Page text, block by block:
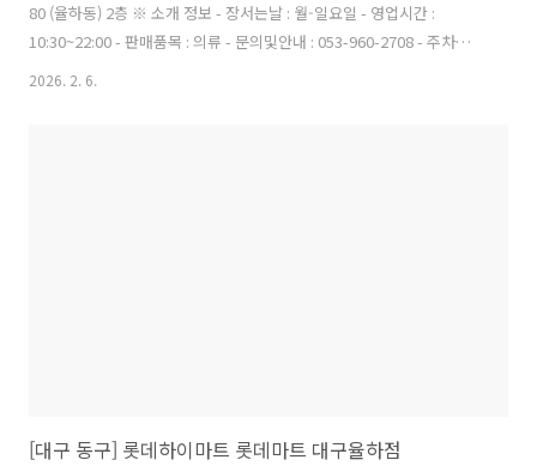
80 (율하동) 2층 ※ 소개 정보 - 장서는날 : 월-일요일 - 영업시간 :
10:30~22:00 - 판매품목 : 의류 - 문의및안내 : 053-960-2708 - 주차시설
: 가능 - 화장실설명 : 있음 - 신용카드가능정보 : 가능 ◎ 반려동물 동반
2026. 2. 6.
[대구 동구] 롯데하이마트 롯데마트 대구율하점